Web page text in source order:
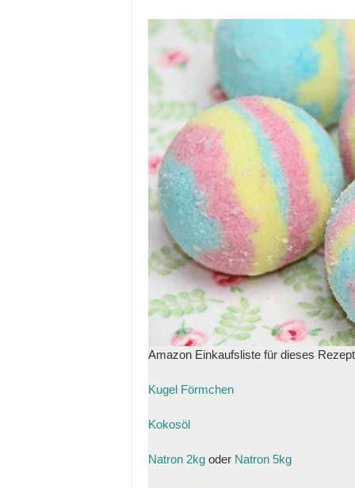
Amazon Einkaufsliste für dieses
Kugel Förmchen
Kokosöl
Natron 2kg oder Natron 5kg